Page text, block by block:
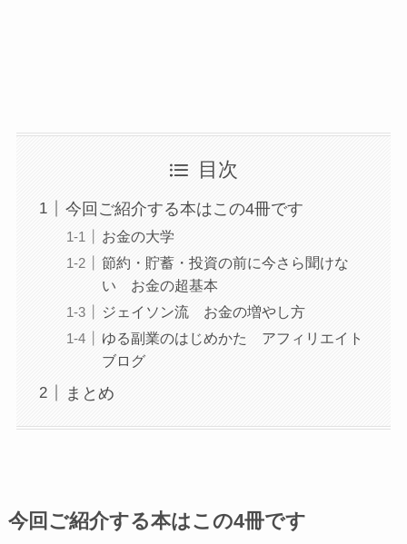
目次
今回ご紹介する本はこの4冊です
お金の大学
節約・貯蓄・投資の前に今さら聞けな
い お金の超基本
ジェイソン流 お金の増やし方
ゆる副業のはじめかた アフィリエイト
ブログ
まとめ
今回ご紹介する本はこの4冊です